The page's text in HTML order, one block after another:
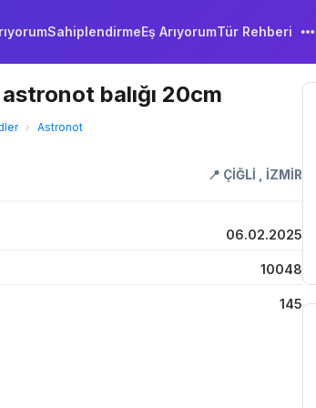
SahiplendirmeEş ArıyorumTür Rehberi
astronot balığı 20cm
› Astronot
📍 ÇİĞLİ İZMİR
06.02.2025
10048
145